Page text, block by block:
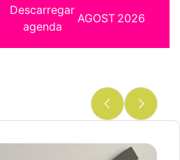
Descarregar
agenda
AGOST 2026